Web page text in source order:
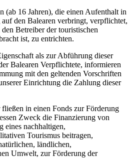
(ab 16 Jahren), die einen Aufenthalt in
den Balearen verbringt, verpflichtet,
Betreiber der touristischen
ist, zu entrichten.
als zur Abführung dieser
Balearen Verpflichtete, informieren
mit den geltenden Vorschriften
Einrichtung die Zahlung dieser
in einen Fonds zur Förderung
Zweck die Finanzierung von
eines nachhaltigen,
Tourismus beitragen,
ländlichen,
Umwelt, zur Förderung der